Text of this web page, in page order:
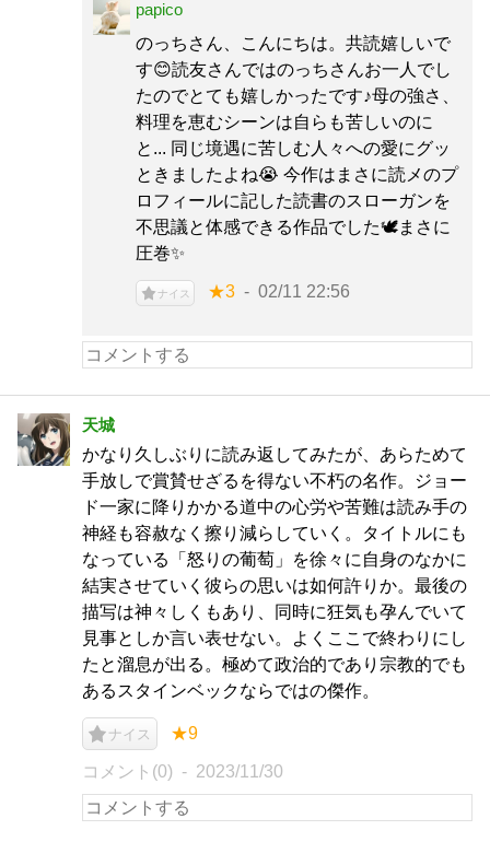
papico
のっちさん、こんにちは。共読嬉しいで
す😊読友さんではのっちさんお一人でし
たのでとても嬉しかったです♪母の強さ、
料理を恵むシーンは自らも苦しいのに
と... 同じ境遇に苦しむ人々への愛にグッ
ときましたよね😭 今作はまさに読メのプ
ロフィールに記した読書のスローガンを
不思議と体感できる作品でした🕊️まさに
圧巻✨
ナイス ★3 02/11 22:56
天城
かなり久しぶりに読み返してみたが、あらためて
手放しで賞賛せざるを得ない不朽の名作。ジョー
ド一家に降りかかる道中の心労や苦難は読み手の
神経も容赦なく擦り減らしていく。タイトルにも
なっている「怒りの葡萄」を徐々に自身のなかに
結実させていく彼らの思いは如何許りか。最後の
描写は神々しくもあり、同時に狂気も孕んでいて
見事としか言い表せない。よくここで終わりにし
たと溜息が出る。極めて政治的であり宗教的でも
あるスタインベックならではの傑作。
ナイス ★9
コメント(0) 2023/11/30